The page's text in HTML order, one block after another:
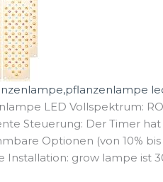
LED Vollspektrum:
Steuerung: Der Timer
Optionen (von 10%
Installation: grow lampe ist